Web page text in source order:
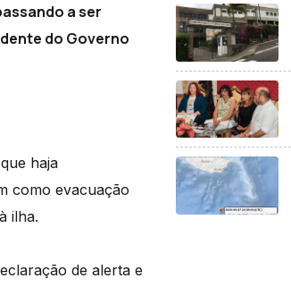
a ser
do Governo
haja
como evacuação
ilha.
de alerta e